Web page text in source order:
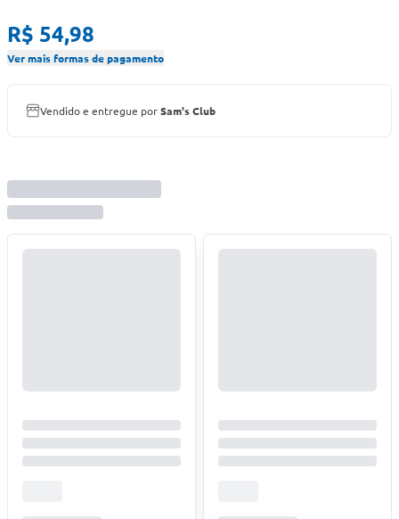
R$ 54,98
Ver mais formas de pagamento
Vendido e entregue porSam's Club